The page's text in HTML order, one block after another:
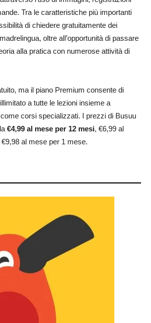
Tra le caratteristiche più importanti
di chiedere gratuitamente dei
oltre all’opportunità di passare
alla pratica con numerose attività di
ma il piano Premium consente di
a tutte le lezioni insieme a
corsi specializzati. I prezzi di Busuu
€4,99 al mese per 12 mesi, €6,99 al
al mese per 1 mese.